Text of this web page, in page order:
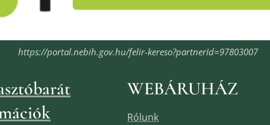
https://portal.nebih.gov.hu/felir-kereso?partnerId=97803007
WEBÁRUHÁZ
Rólunk